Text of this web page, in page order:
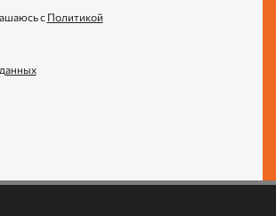
с Политикой